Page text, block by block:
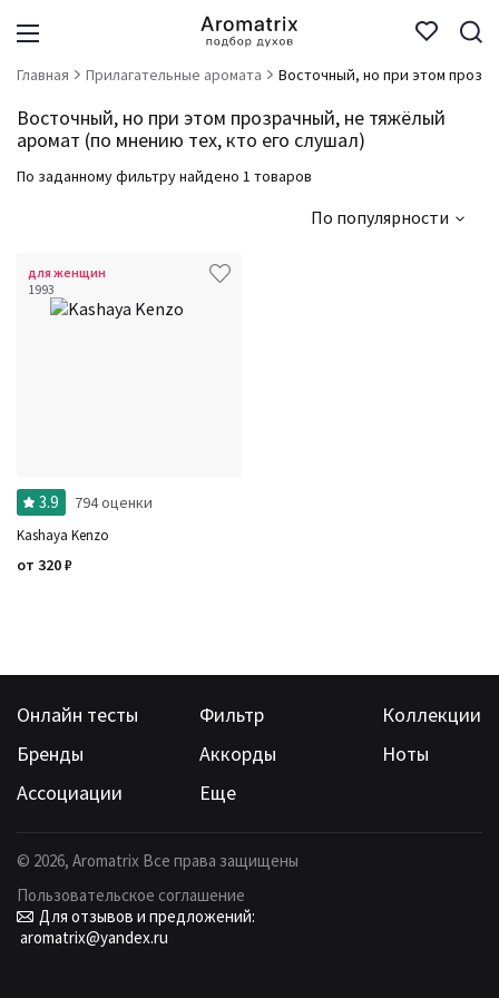
Главная Прилагательные аромата Восточный, но при этом
Восточный, но при этом прозрачный, не тяжёлый
аромат (по мнению тех, кто его слушал)
По заданному фильтру найдено 1 товаров
По популярности
для женщин
1993
3.9 794 оценки
Kashaya Kenzo
от 320₽
Онлайн тесты Фильтр
Коллекции
Бренды
Аккорды
Ноты
Ассоциации
Еще
© 2026, Aromatrix Все права защищены
Пользовательское соглашение
Для отзывов и предложений:
aromatrix@yandex.ru